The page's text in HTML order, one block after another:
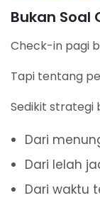
Bukan Soal
Check-in pagi
Tapi tentang
Sedikit strategi
Dari
Dari lelah
Dari waktu